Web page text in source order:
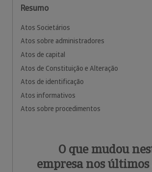
Resumo
Atos Societários
Atos sobre administradores
Atos de capital
Atos de Constituição e Alteração
Atos de identificação
Atos informativos
Atos sobre procedimentos
O que mudou
empresa nos últimos